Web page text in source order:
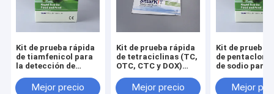
Kit de prueba rápida
de tiamfenicol para
la detección de
y acuicultura
Mejor precio
Kit de prueba rápida
de tetraciclinas (TC,
OTC, CTC y DOX)
residuos en mariscos
Mejor precio
Kit de prueba
de
de sodio para
seguridad en
Mejor